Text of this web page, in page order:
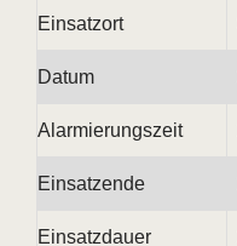
Einsatzort
Datum
Alarmierungszeit
Einsatzende
Einsatzdauer